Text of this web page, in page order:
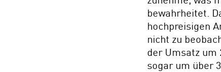
bewahrheitet.
hochpreisigen
nicht zu
der Umsatz um
sogar um über